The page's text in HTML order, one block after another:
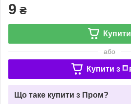
9 ₴
Купити
або
Купити з
Що таке купити з Пром?